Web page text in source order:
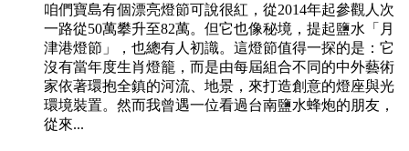
咱們寶島有個漂亮燈節可說很紅，從2014年起參觀人次
一路從50萬攀升至82萬。但它也像秘境，提起鹽水「月
津港燈節」，也總有人初識。這燈節值得一探的是：它
沒有當年度生肖燈籠，而是由每屆組合不同的中外藝術
家依著環抱全鎮的河流、地景，來打造創意的燈座與光
環境裝置。然而我曾遇一位看過台南鹽水蜂炮的朋友，
從來...